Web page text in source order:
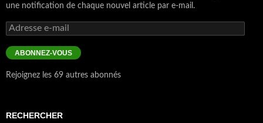
une notification de chaque nouvel article par e-mail.
Adresse
e-
mail
ABONNEZ-VOUS
Rejoignez les 69 autres abonnés
RECHERCHER